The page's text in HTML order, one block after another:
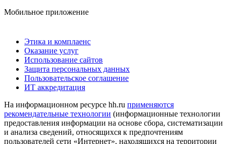
Мобильное приложение
Этика и комплаенс
Оказание услуг
Использование сайтов
Защита персональных данных
Пользовательское соглашение
ИТ аккредитация
На информационном ресурсе hh.ru применяются
рекомендательные технологии (информационные технологии
предоставления информации на основе сбора, систематизации
и анализа сведений, относящихся к предпочтениям
пользователей сети «Интернет», находящихся на территории